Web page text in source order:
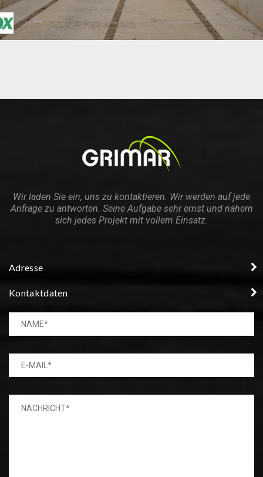
Wir laden Sie ein, uns zu kontaktieren. Wir werden auf jede
Anfrage zu antworten. Seine Aufgabe sehr ernst und nähern
sich jedes Projekt mit vollem Einsatz.
Adresse
Kontaktdaten